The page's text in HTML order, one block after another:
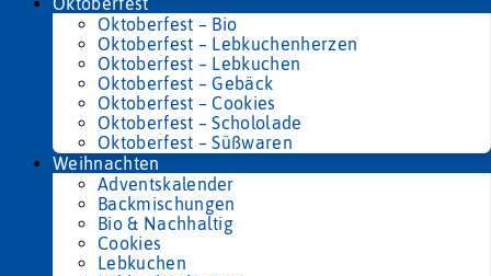
Oktoberfest – Bio
Oktoberfest – Lebkuchenherzen
Oktoberfest – Lebkuchen
Oktoberfest – Gebäck
Oktoberfest – Cookies
Oktoberfest – Schololade
Oktoberfest – Süßwaren
Weihnachten
Adventskalender
Backmischungen
Bio & Nachhaltig
Cookies
Lebkuchen